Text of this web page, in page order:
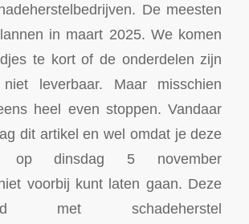
De meesten
in maart 2025. We komen
te kort of de onderdelen zijn
leverbaar. Maar misschien
heel even stoppen. Vandaar
dit artikel en wel omdat je deze
op dinsdag 5 november
voorbij kunt laten gaan. Deze
met schadeherstel